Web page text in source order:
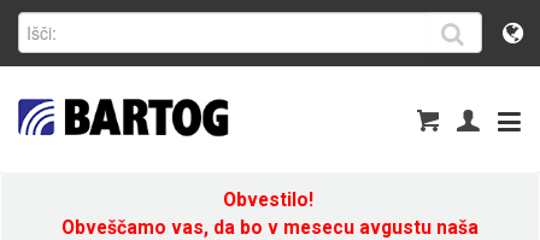
Obvestilo!
Obveščamo vas, da bo v mesecu avgustu naša